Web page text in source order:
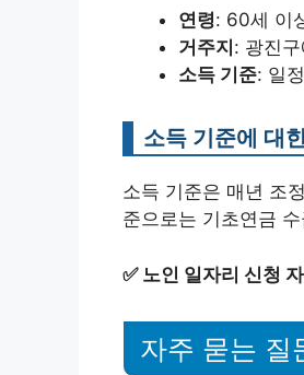
연령: 60세 이
거주지 : 광진
소득 기준: 일
소득 기준에 대
소득 기준은 매년 조
준으로는 기초연금
✅ 노인 일자리 신청
자주 묻는 질